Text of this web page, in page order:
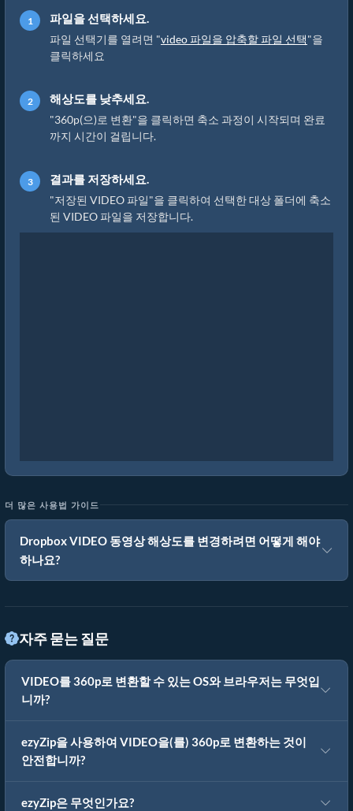
파일을 선택하세요.
파일 선택기를 열려면 "video 파일을 압축할 파일 선택"을
클릭하세요
해상도를 낮추세요.
"360p(으)로 변환"을 클릭하면 축소 과정이 시작되며 완료
까지 시간이 걸립니다.
결과를 저장하세요.
"저장된 VIDEO 파일"을 클릭하여 선택한 대상 폴더에 축소
된 VIDEO 파일을 저장합니다.
더 많은 사용법 가이드
Dropbox VIDEO 동영상 해상도를 변경하려면 어떻게 해야
하나요?
자주 묻는 질문
VIDEO를 360p로 변환할 수 있는 OS와 브라우저는 무엇입
니까?
ezyZip을 사용하여 VIDEO을(를) 360p로 변환하는 것이
안전합니까?
ezyZip은 무엇인가요?